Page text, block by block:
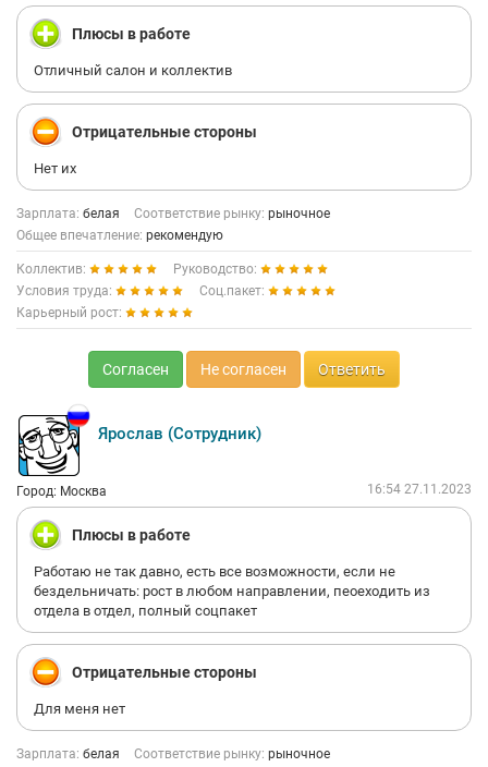
Плюсы в работе
Отличный салон и коллектив
Отрицательные стороны
Нет их
Зарплата: белая Соответствие рынку: рыночное
Общее впечатление: рекомендую
Коллектив:
Руководство:
Условия труда:
Соц.пакет:
Карьерный рост:
Согласен Не согласен Ответить
Ярослав (Сотрудник)
Город: Москва 16:54 27.11.2023
Плюсы в работе
Работаю не так давно, есть все возможности, если не
бездельничать: рост в любом направлении, пеоеходить из
отдела в отдел, полный соцпакет
Отрицательные стороны
Для меня нет
Зарплата: белая Соответствие рынку: рыночное